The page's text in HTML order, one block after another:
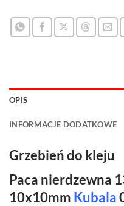
OPIS
INFORMACJE DODATKOWE
Grzebień do kleju
Paca nierdzewna
10x10mm Kubala